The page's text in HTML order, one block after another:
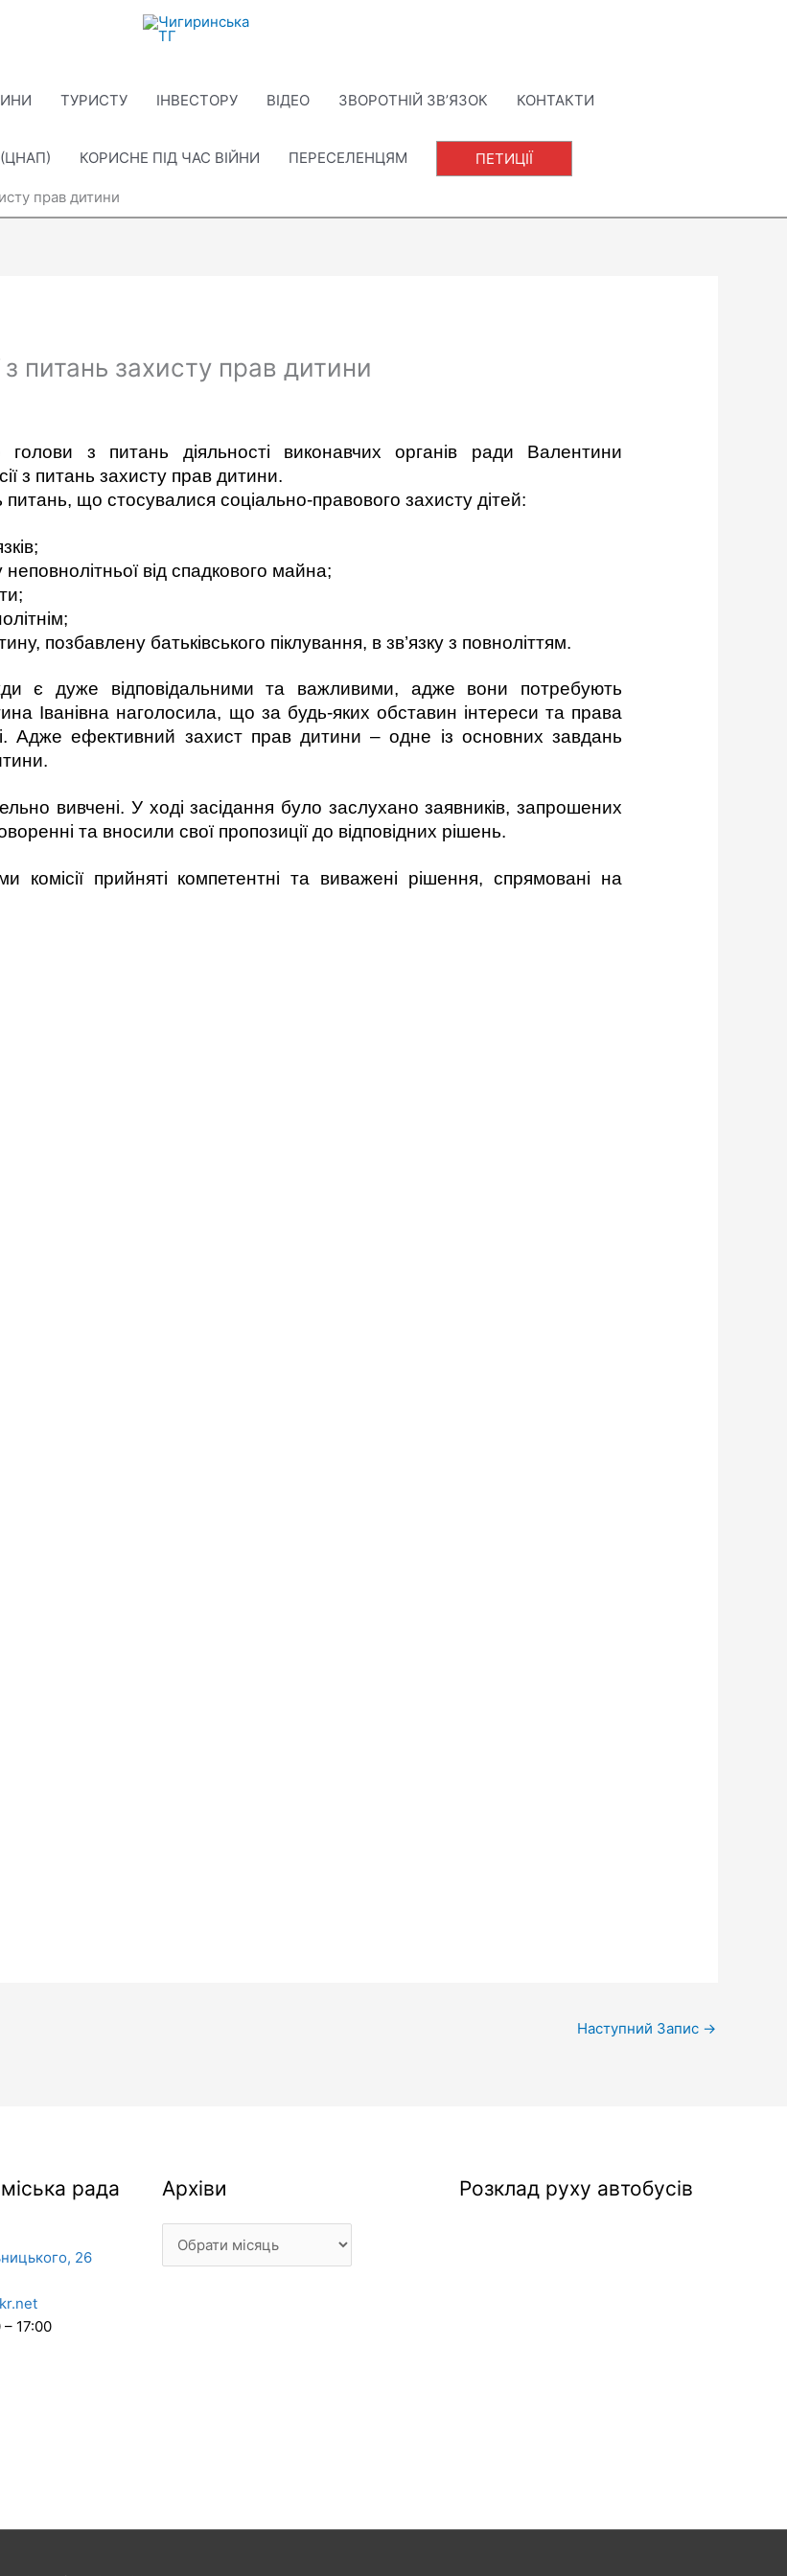
ТУРИСТУ ІНВЕСТОРУ ВІДЕО ЗВОРОТНІЙ ЗВ’ЯЗОК КОНТАКТИ
(ЦНАП) КОРИСНЕ ПІД ЧАС ВІЙНИ ПЕРЕСЕЛЕНЦЯМ ПЕТИЦІЇ
прав дитини
з питань захисту прав дитини
голови з питань діяльності виконавчих органів ради Валентини
з питань захисту прав дитини.
що стосувалися соціально-правового захисту дітей:
від спадкового майна;
позбавлену батьківського піклування, в зв’язку з повноліттям.
є дуже відповідальними та важливими, адже вони потребують
Іванівна наголосила, що за будь-яких обставин інтереси та права
Адже ефективний захист прав дитини – одне із основних завдань
вивчені. У ході засідання було заслухано заявників, запрошених
та вносили свої пропозиції до відповідних рішень.
прийняті компетентні та виважені рішення, спрямовані на
Наступний Запис →
рада
26
– 17:00
Архіви
Архіви Розклад руху автобусів